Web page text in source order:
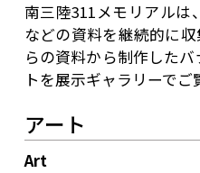
南三陸311メモリアル
などの資料を継続的に
らの資料から制作した
トを展示ギャラリーでご
アート
Art